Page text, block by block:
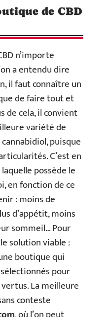
de CBD
n’importe
a entendu dire
il faut connaître un
de faire tout et
de cela, il convient
variété de
puisque
C’est en
possède le
en fonction de ce
: moins de
d’appétit, moins
sommeil… Pour
solution viable :
boutique qui
pour
La meilleure
conteste